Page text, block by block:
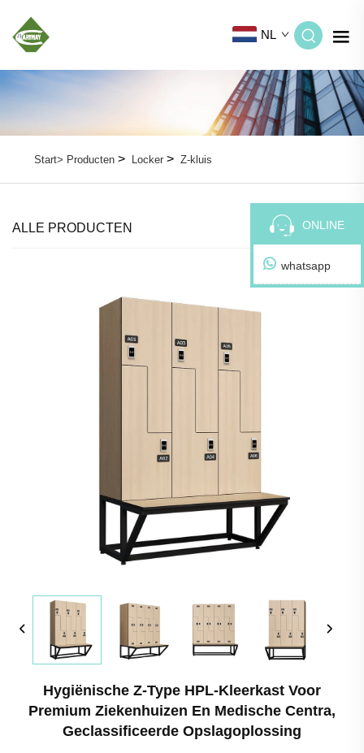
NL
Start> Producten> Locker> Z-kluis
ALLE PRODUCTEN
Hygiënische Z-Type HPL-Kleerkast Voor
Premium Ziekenhuizen En Medische Centra,
Geclassificeerde Opslagoplossing
ONLINE
whatsapp